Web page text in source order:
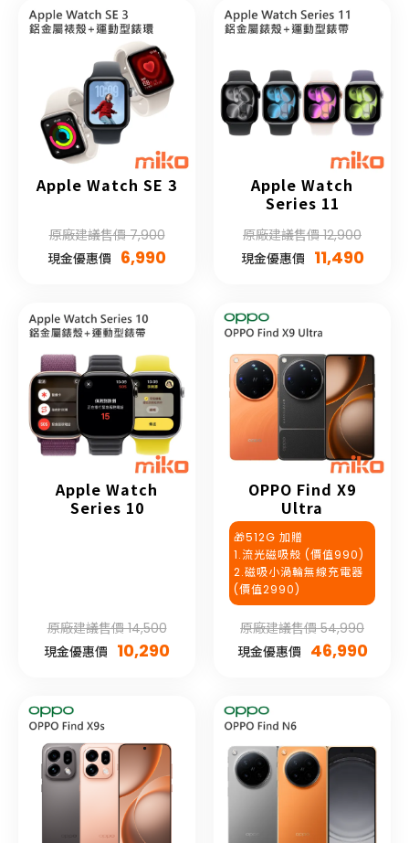
Apple Watch SE 3
原廠建議售價 7,900
現金優惠價 6,990
Apple Watch
Series 11
原廠建議售價 12,900
現金優惠價 11,490
Apple Watch
Series 10
原廠建議售價 14,500
現金優惠價 10,290
OPPO Find X9
Ultra
🎁512G 加贈
1.流光磁吸殼 (價值990)
2.磁吸小渦輪無線充電器
(價值2990)
原廠建議售價 54,990
現金優惠價 46,990